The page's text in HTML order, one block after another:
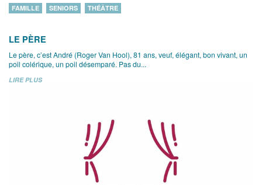
FAMILLE SENIORS THÉÂTRE
LE PÈRE
Le père, c’est André (Roger Van Hool), 81 ans, veuf, élégant, bon vivant, un
poil colérique, un poil désemparé. Pas du...
LIRE PLUS